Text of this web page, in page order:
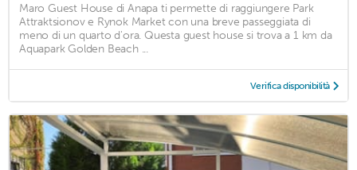
Maro Guest House di Anapa ti permette di raggiungere Park
Attraktsionov e Rynok Market con una breve passeggiata di
meno di un quarto d'ora. Questa guest house si trova a 1 km da
Aquapark Golden Beach ...
Verifica disponibilità